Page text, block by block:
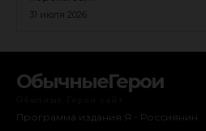
31 июля 2026
ОбычныеГерои
Программа издания Я - Россиянин